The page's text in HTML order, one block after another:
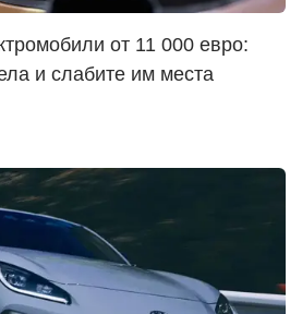
от 11 000 евро:
и слабите им места